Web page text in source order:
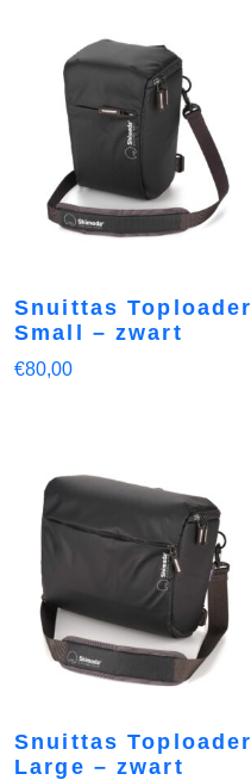
Snuittas Toploader
Small – zwart
€80,00
Snuittas Toploader
Large – zwart